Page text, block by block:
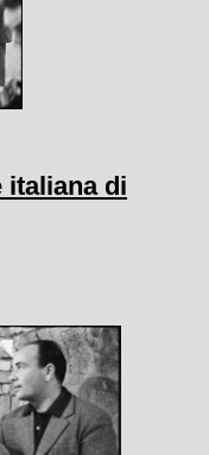
italiana di